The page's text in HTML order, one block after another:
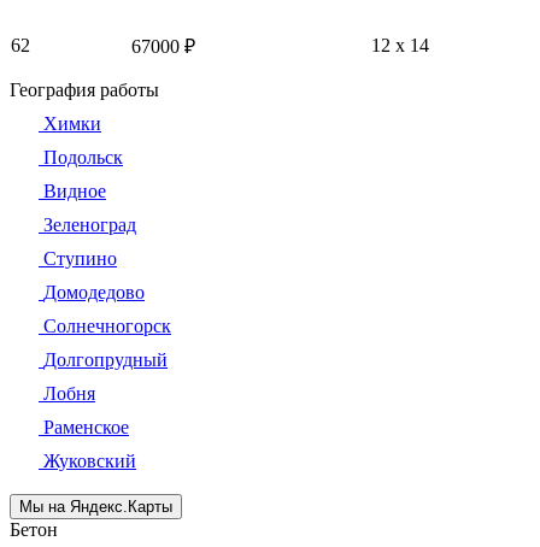
62 67000 ₽ 12 x 14
География работы
Химки
Подольск
Видное
Зеленоград
Ступино
Домодедово
Солнечногорск
Долгопрудный
Лобня
Раменское
Жуковский
Мы на Яндекс.Карты
Бетон